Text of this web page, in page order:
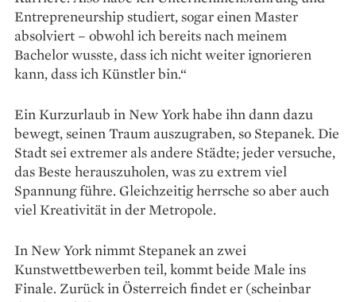
Entrepreneurship studiert, sogar einen Master
absolviert – obwohl ich bereits nach meinem
Bachelor wusste, dass ich nicht weiter ignorieren
kann, dass ich Künstler bin.“
Ein Kurzurlaub in New York habe ihn dann dazu
bewegt, seinen Traum auszugraben, so Stepanek. Die
Stadt sei extremer als andere Städte; jeder versuche,
das Beste herauszuholen, was zu extrem viel
Spannung führe. Gleichzeitig herrsche so aber auch
viel Kreativität in der Metropole.
In New York nimmt Stepanek an zwei
Kunstwettbewerben teil, kommt beide Male ins
Finale. Zurück in Österreich findet er (scheinbar